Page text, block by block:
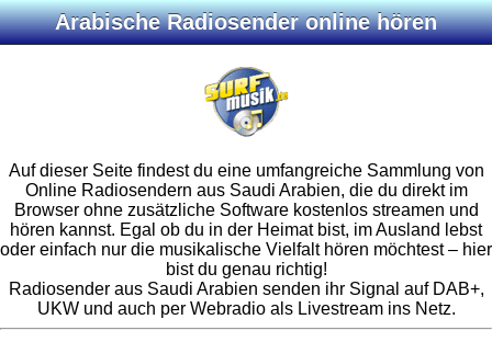
Arabische Radiosender online hören
Auf dieser Seite findest du eine umfangreiche Sammlung von
Online Radiosendern aus Saudi Arabien, die du direkt im
Browser ohne zusätzliche Software kostenlos streamen und
hören kannst. Egal ob du in der Heimat bist, im Ausland lebst
oder einfach nur die musikalische Vielfalt hören möchtest – hier
bist du genau richtig!
Radiosender aus Saudi Arabien senden ihr Signal auf DAB+,
UKW und auch per Webradio als Livestream ins Netz.